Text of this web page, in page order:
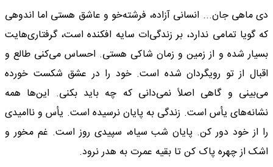
دی ماهی جان... انسانی آزاده، فرشته‌خو و عاشق هستی اما اندوهی
که گویا تمامی ندارد، بر زندگی‌ات سایه افکنده است، گرفتاری‌هایت
بسیار شده و از زمین و زمان شاکی هستی. احساس می‌کنی طالع و
اقبال از تو رویگردان شده است. خود را در عشق شکست خورده
می‌بینی و گاهی اصلاً نمی‌دانی که چه باید بکنی. این‌ها همه
نشانه‌های یأس است. زندگی به پایان نرسیده است. یأس و ناامیدی
را از خود دور کن. پایان شب سیاه، سپیدی روز است. غم مخور و
اشک از چهره پاک کن تا بقیه عمرت به هدر نرود.